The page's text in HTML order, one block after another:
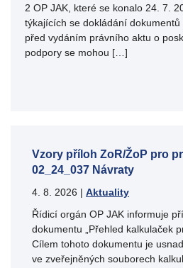
2 OP JAK, které se konalo 24. 7.
týkajících se dokládání dokumentů
před vydáním právního aktu o
podpory se mohou […]
Vzory příloh ZoR/ŽoP pro
02_24_037 Návraty
4. 8. 2026 | Aktuality
Řídicí orgán OP JAK informuje
dokumentu „Přehled kalkulaček
Cílem tohoto dokumentu je
ve zveřejněných souborech